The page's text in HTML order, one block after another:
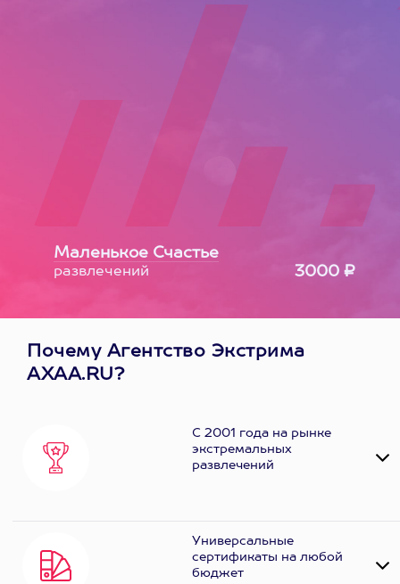
Маленькое Счастье
развлечений 3000 ₽
Почему Агентство Экстрима
AXAA.RU?
С 2001 года на рынке
экстремальных
развлечений
Универсальные
сертификаты на любой
бюджет